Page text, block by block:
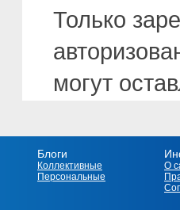
Только
могут
Блоги
Коллективные
Персональные
О